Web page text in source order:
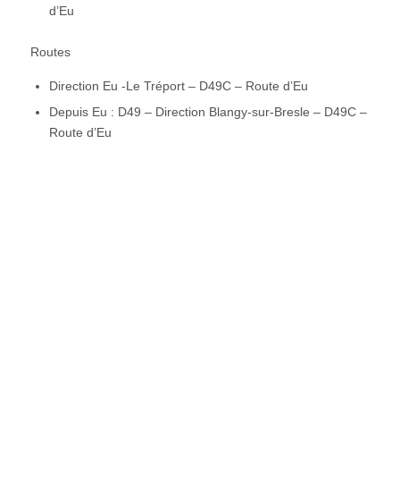
d’Eu
Routes
Direction Eu -Le Tréport – D49C – Route d’Eu
Depuis Eu : D49 – Direction Blangy-sur-Bresle – D49C –
Route d’Eu